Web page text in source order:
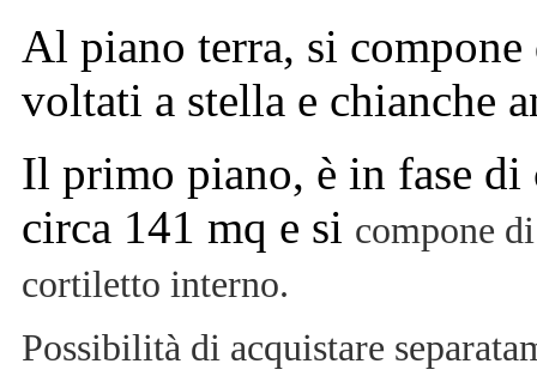
Al piano terra, si
voltati a stella e chianche
Il primo piano, è in fase di
circa 141 mq e si compone
cortiletto interno.
Possibilità di acquistare